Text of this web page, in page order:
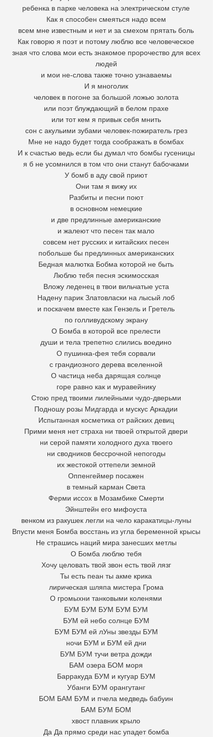
ребенка в парке человека на электрическом стуле
Как я способен смеяться надо всем
всем мне известным и нет и за смехом прятать боль
Как говорю я поэт и потому люблю все человеческое
зная что слова мои есть знакомое пророчество для всех
людей
и мои не-слова также точно узнаваемы
И я многолик
человек в погоне за большой ложью золота
или поэт блуждающий в белом прахе
или тот кем я привык себя мнить
сон с акульими зубами человек-пожиратель грез
Мне не надо будет тогда соображать в бомбах
И к счастью ведь если бы думал что бомбы гусеницы
я б не усомнился в том что они станут бабочками
У бомб в аду свой приют
Они там я вижу их
Разбиты и песни поют
в основном немецкие
и две предлинные американские
и жалеют что песен так мало
совсем нет русских и китайских песен
побольше бы предлинных американских
Бедная малютка Бобма которой не быть
Люблю тебя песня эскимосская
Вложу леденец в твои вильчатые уста
Надену парик Златовласки на лысый лоб
и поскачем вместе как Гензель и Гретель
по голливудскому экрану
О Бомба в которой все прелести
души и тела трепетно слились воедино
О пушинка-фея тебя сорвали
с грандиозного дерева вселенной
О частица неба дарящая солнце
горе равно как и муравейнику
Стою пред твоими лилейными чудо-дверьми
Подношу розы Мидгарда и мускус Аркадии
Испытанная косметика от райских девиц
Прими меня нет страха ни твоей открытой двери
ни серой памяти холодного духа твоего
ни сводников бессрочной непогоды
их жестокой оттепели земной
Оппенгеймер посажен
в темный карман Света
Ферми иссох в Мозамбике Смерти
Эйнштейн его мифоуста
венком из ракушек легли на чело каракатицы-луны
Впусти меня Бомба восстань из угла беременной крысы
Не страшись наций мира занесших метлы
О Бомба люблю тебя
Хочу целовать твой звон есть твой лязг
Ты есть пеан ты акме крика
лирическая шляпа мистера Грома
О громыхни танковыми коленями
БУМ БУМ БУМ БУМ БУМ
БУМ ей небо солнце БУМ
БУМ БУМ ей лУны звезды БУМ
ночи БУМ и БУМ ей дни
БУМ БУМ тучи ветра дожди
БАМ озера БОМ моря
Барракуда БУМ и кугуар БУМ
Убанги БУМ орангутанг
БОМ БАМ БУМ и пчела медведь бабуин
БАМ БУМ БОМ
хвост плавник крыло
Да Да прямо среди нас упадет бомба